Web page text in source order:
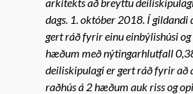
dags. 1. október 2018. Í
gert ráð fyrir einu einbýlishúsi
hæðum með nýtingarhlutfall
deiliskipulagi er gert ráð fyrir að
raðhús á 2 hæðum auk riss og